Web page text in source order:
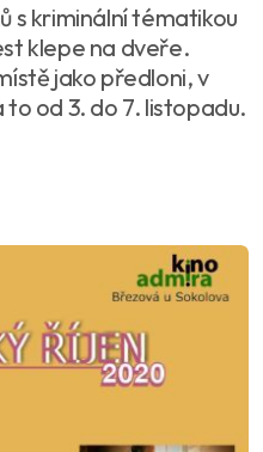
s kriminální tématikou
klepe na dveře.
jako předloni, v
to od 3. do 7. listopadu.